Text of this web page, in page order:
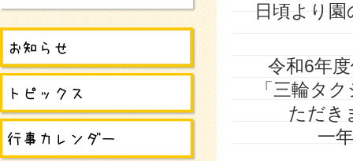
日頃より
令和6年
「三輪タ
ただき
一